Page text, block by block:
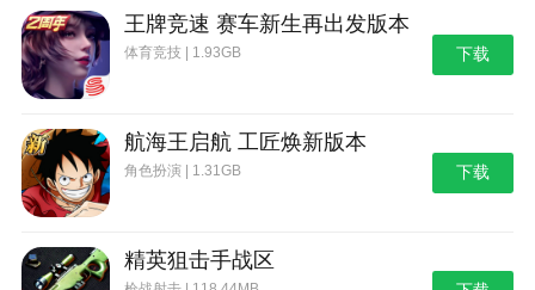
王牌竞速 赛车新生再出发版本
体育竞技 | 1.93GB 下载
航海王启航 工匠焕新版本
角色扮演 | 1.31GB 下载
精英狙击手战区